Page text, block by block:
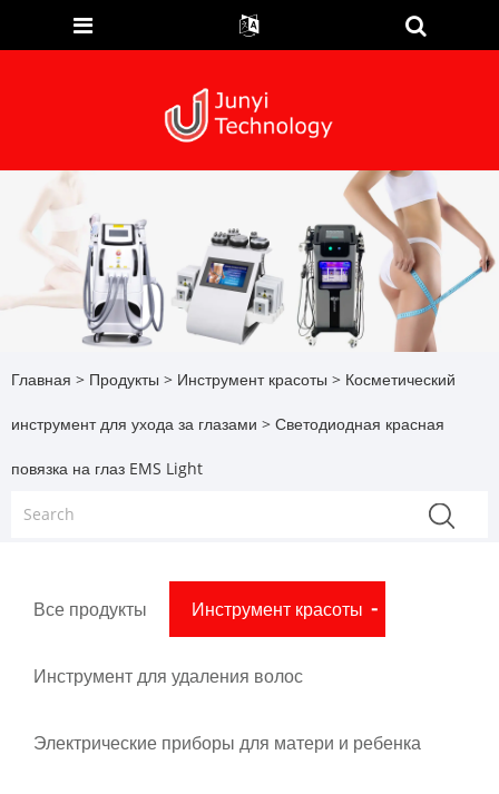
Главная > Продукты > Инструмент красоты > Косметический
инструмент для ухода за глазами > Светодиодная красная
повязка на глаз EMS Light
Все продукты Инструмент красоты
Инструмент для удаления волос
Электрические приборы для матери и ребенка